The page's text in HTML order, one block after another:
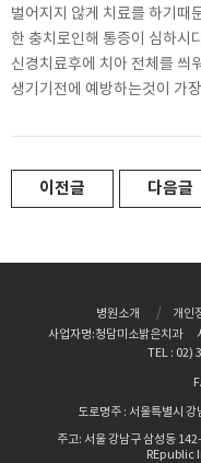
벌어지지 않게 치료를 하기때
한 충치로인해 통증이 심하시
신경치료후에 치아 전체를 씌
생기기전에 예방하는것이 가
이전글 다음글
병원소개 개인
사업자명:청담미소밝은치과
TEL : 02)
도로명주 : 서울특별시
주고: 서울 강남구 삼성동
REpublic